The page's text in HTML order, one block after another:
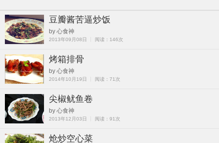
豆瓣酱苦逼炒饭
by 心食神
2013年09月08日 ┊ 阅读：146次
烤箱排骨
by 心食神
2014年10月19日 ┊ 阅读：71次
尖椒鱿鱼卷
by 心食神
2013年12月03日 ┊ 阅读：91次
炝炒空心菜